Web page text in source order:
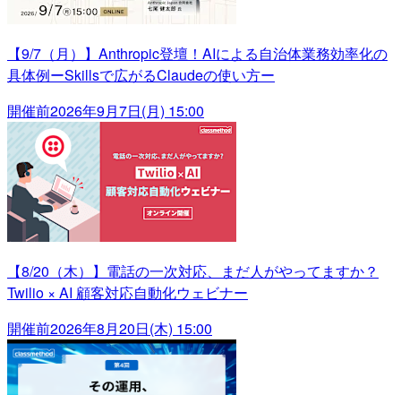
【9/7（月）】Anthropic登壇！AIによる自治体業務効率化の
具体例ーSkillsで広がるClaudeの使い方ー
開催前2026年9月7日(月) 15:00
【8/20（木）】電話の一次対応、まだ人がやってますか？
Twilio × AI 顧客対応自動化ウェビナー
開催前2026年8月20日(木) 15:00